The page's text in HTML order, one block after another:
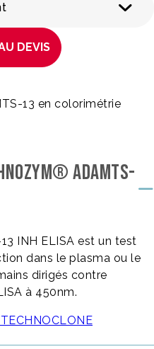
DEVIS
13 en colorimétrie
ADAMTS-
INH ELISA est un test
dans le plasma ou le
dirigés contre
à 450nm.